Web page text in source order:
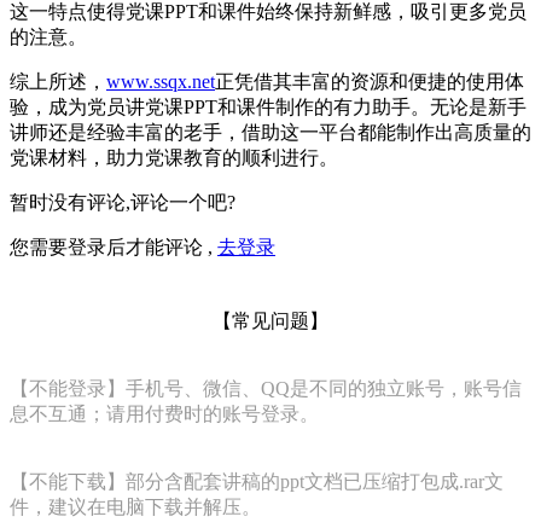
这一特点使得党课PPT和课件始终保持新鲜感，吸引更多党员
的注意。
综上所述， www.ssqx.net正凭借其丰富的资源和便捷的使用体
验，成为党员讲党课PPT和课件制作的有力助手。无论是新手
讲师还是经验丰富的老手，借助这一平台都能制作出高质量的
党课材料，助力党课教育的顺利进行。
暂时没有评论,评论一个吧?
您需要登录后才能评论 , 去登录
【常见问题】
【不能登录】手机号、微信、QQ是不同的独立账号，账号信
息不互通；请用付费时的账号登录。
【不能下载】部分含配套讲稿的ppt文档已压缩打包成.rar文
件，建议在电脑下载并解压。